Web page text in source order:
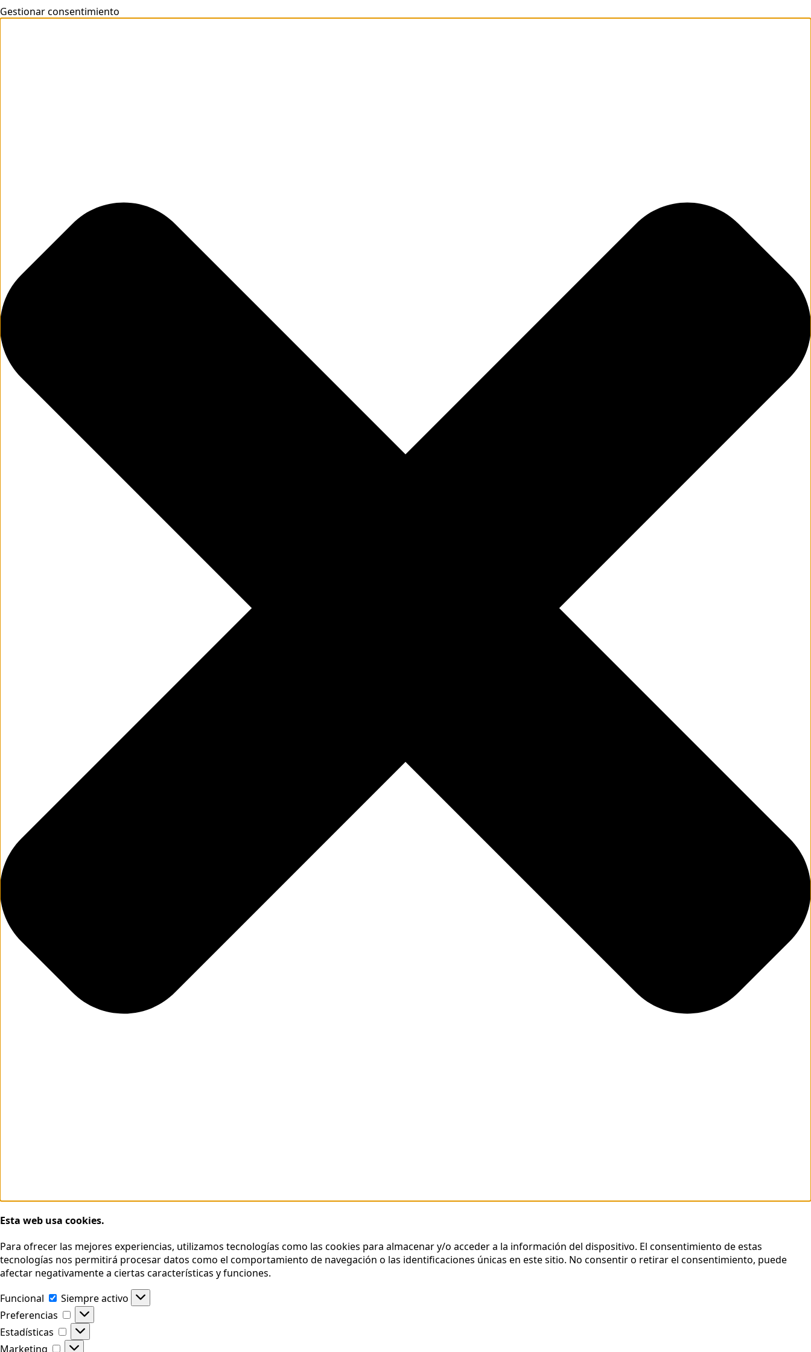
Gestionar consentimiento
Esta web usa cookies.
Para ofrecer las mejores experiencias, utilizamos tecnologías como las cookies para almacenar y/o acceder a la información del dispositivo. El consentimiento de estas
tecnologías nos permitirá procesar datos como el comportamiento de navegación o las identificaciones únicas en este sitio. No consentir o retirar el consentimiento, puede
afectar negativamente a ciertas características y funciones.
Funcional
Funcional
Siempre activo
Preferencias
Preferencias
Estadísticas
Estadísticas
Marketing
Marketing